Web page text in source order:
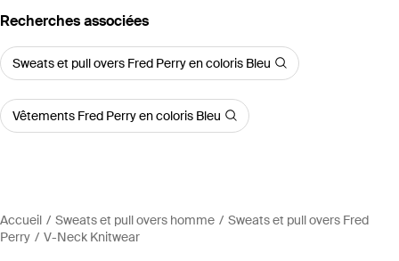
Recherches associées
Sweats et pull overs Fred Perry en coloris Bleu
Vêtements Fred Perry en coloris Bleu
Accueil Sweats et pull overs homme
Sweats et pull overs Fred
Perry
V-Neck Knitwear